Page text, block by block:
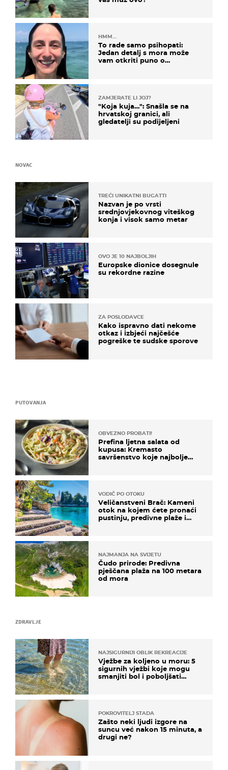
ZDRAVLJE
NAJSIGURNIJI OBLIK REKREACIJE
Vježbe za koljeno u moru: 5
sigurnih vježbi koje mogu
smanjiti bol i poboljšati
POKROVITELJ STADA
Zašto neki ljudi izgore na
suncu već nakon 15 minuta, a
drugi ne?
HMM…
To rade samo psihopati:
Jedan detalj s mora može
vam otkriti puno o
ZAMJERATE LI JOJ?
"Koja kuja…": Snašla se na
hrvatskoj granici, ali
gledatelji su podijeljeni
PUTOVANJA
OBVEZNO PROBATI!
Prefina ljetna salata od
kupusa: Kremasto
savršenstvo koje najbolje
VODIČ PO OTOKU
Veličanstveni Brač: Kameni
otok na kojem ćete pronaći
pustinju, predivne plaže i
NAJMANJA NA SVIJETU
Čudo prirode: Predivna
pješčana plaža na 100 metara
od mora
NOVAC
TREĆI UNIKATNI BUGATTI
Nazvan je po vrsti
srednjovjekovnog viteškog
konja i visok samo metar
OVO JE 10 NAJBOLJIH
Europske dionice dosegnule
su rekordne razine
ZA POSLODAVCE
Kako ispravno dati nekome
otkaz i izbjeći najčešće
pogreške te sudske sporove